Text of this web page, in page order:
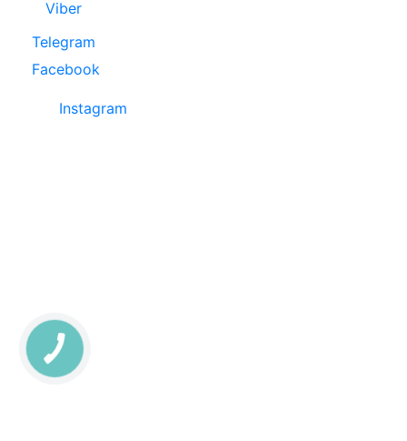
Viber
Telegram
Facebook
Instagram